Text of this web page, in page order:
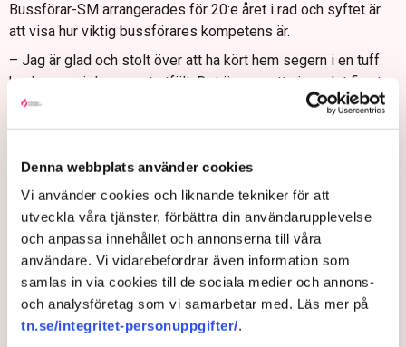
Denna webbplats använder cookies
Vi använder cookies och liknande tekniker för att
utveckla våra tjänster, förbättra din användarupplevelse
och anpassa innehållet och annonserna till våra
användare. Vi vidarebefordrar även information som
samlas in via cookies till de sociala medier och annons-
och analysföretag som vi samarbetar med. Läs mer på
tn.se/integritet-personuppgifter/.
Bussförar-SM arrangerades för 20:e året i rad och syftet är
att visa hur viktig bussförares kompetens är.
– Jag är glad och stolt över att ha kört hem segern i en tuff
konkurrens i dagens startfält. Det är som att vinna det fina tv-
priset Kristallen, fast för tunga persontransporter. Det är det
ultimata kvittot på att det jag gör är rätt och att utbildningen är
ett fantastiskt roligt jobb som är både kundnära och fyllt av
ansvar , säger B-O Åhrström, i ett pressmeddelande.
Bussförar-SM arrangeras av Sveriges Bussföretag i
samarbete med tidningarna Resforum och Trafikforum.
Transportföretagen: B-O Åhrström från Örnsköldsvik är
Sveriges bästa bussförare